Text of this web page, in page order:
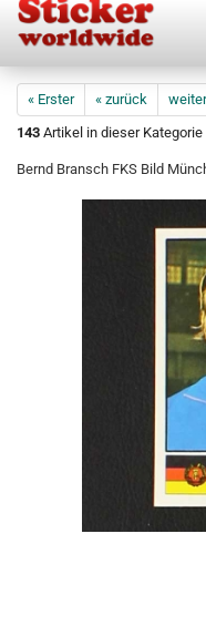
« Erster « zurück
143 Artikel in dieser Kategorie
Bernd Bransch FKS Bild